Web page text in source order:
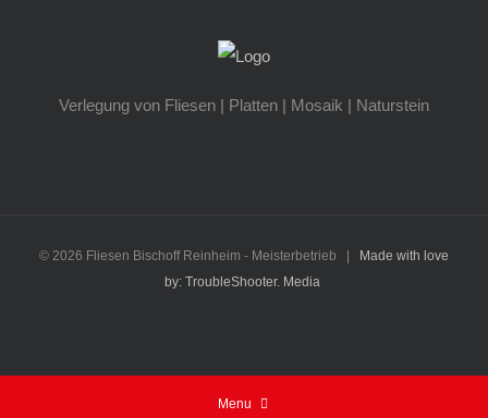
Verlegung von Fliesen | Platten | Mosaik | Naturstein
© 2026 Fliesen Bischoff Reinheim - Meisterbetrieb |
Made with love
by: TroubleShooter. Media
Menu